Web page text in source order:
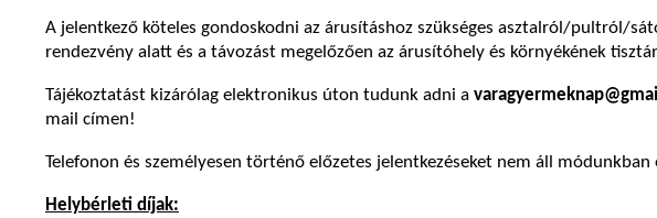
A jelentkező köteles gondoskodni az árusításhoz szükséges asztalról/pultról/
rendezvény alatt és a távozást megelőzően az árusítóhely és környékének
Tájékoztatást kizárólag elektronikus úton tudunk adni a
mail címen!
Telefonon és személyesen történő előzetes jelentkezéseket nem áll módunkban
Helybérleti díjak: